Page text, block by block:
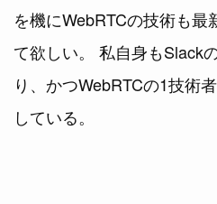
を機にWebRTCの技術も最
て欲しい。 私自身もSlack
り、かつWebRTCの1技術
している。